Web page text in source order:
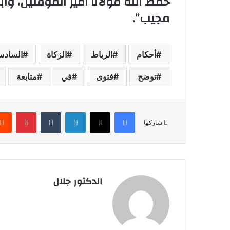
مجيب”.
أحكام الرباط الزكاة
توضح فتوى في متابعة
شاركها
فيسبوك X لينكدإن
الدكتور جلال